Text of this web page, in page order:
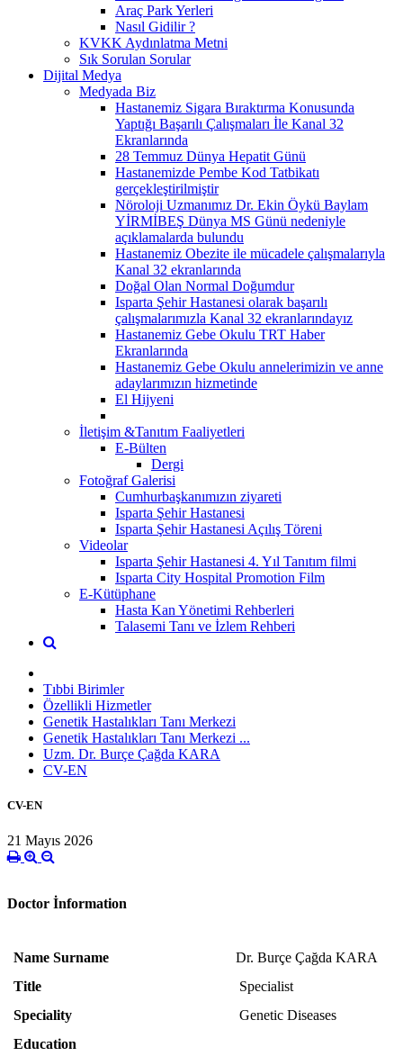
Araç Park Yerleri
Nasıl Gidilir ?
KVKK Aydınlatma Metni
Sık Sorulan Sorular
Dijital Medya
Medyada Biz
Hastanemiz Sigara Bıraktırma Konusunda
Yaptığı Başarılı Çalışmaları İle Kanal 32
Ekranlarında
28 Temmuz Dünya Hepatit Günü
Hastanemizde Pembe Kod Tatbikatı
gerçekleştirilmiştir
Nöroloji Uzmanımız Dr. Ekin Öykü Baylam
YİRMİBEŞ Dünya MS Günü nedeniyle
açıklamalarda bulundu
Hastanemiz Obezite ile mücadele çalışmalarıyla
Kanal 32 ekranlarında
Doğal Olan Normal Doğumdur
Isparta Şehir Hastanesi olarak başarılı
çalışmalarımızla Kanal 32 ekranlarındayız
Hastanemiz Gebe Okulu TRT Haber
Ekranlarında
Hastanemiz Gebe Okulu annelerimizin ve anne
adaylarımızın hizmetinde
El Hijyeni
İletişim &Tanıtım Faaliyetleri
E-Bülten
Dergi
Fotoğraf Galerisi
Cumhurbaşkanımızın ziyareti
Isparta Şehir Hastanesi
Isparta Şehir Hastanesi Açılış Töreni
Videolar
Isparta Şehir Hastanesi 4. Yıl Tanıtım filmi
Isparta City Hospital Promotion Film
E-Kütüphane
Hasta Kan Yönetimi Rehberleri
Talasemi Tanı ve İzlem Rehberi
Tıbbi Birimler
Özellikli Hizmetler
Genetik Hastalıkları Tanı Merkezi
Genetik Hastalıkları Tanı Merkezi ...
Uzm. Dr. Burçe Çağda KARA
CV-EN
CV-EN
21 Mayıs 2026
Doctor İnformation
Name Surname
Dr. Burçe Çağda KARA
Title
Specialist
Speciality
Genetic Diseases
Education